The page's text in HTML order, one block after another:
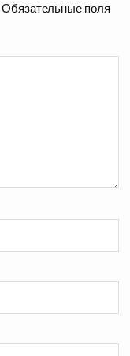
Обязательные поля